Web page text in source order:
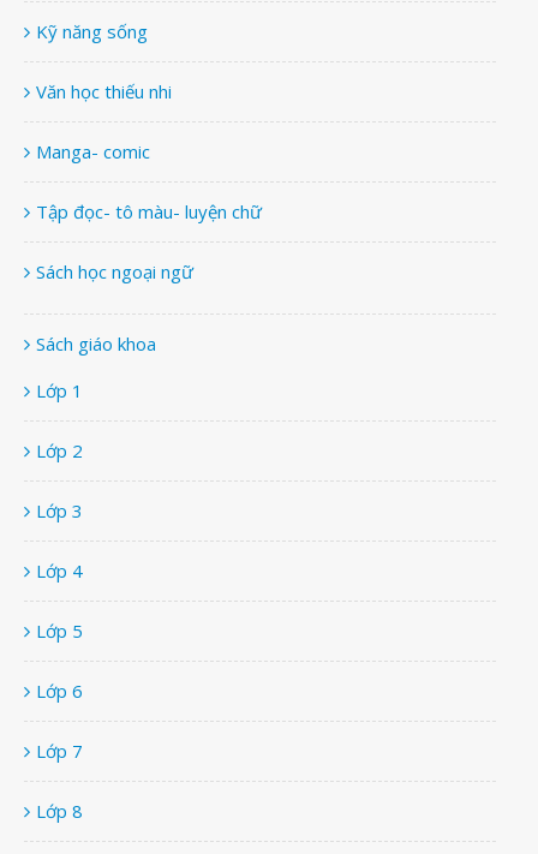
Kỹ năng sống
Văn học thiếu nhi
Manga- comic
Tập đọc- tô màu- luyện chữ
Sách học ngoại ngữ
Sách giáo khoa
Lớp 1
Lớp 2
Lớp 3
Lớp 4
Lớp 5
Lớp 6
Lớp 7
Lớp 8